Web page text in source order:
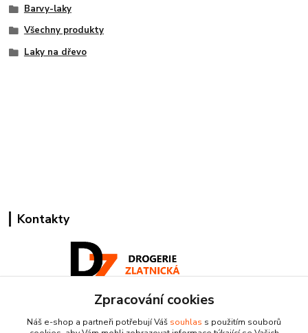
Barvy-laky
Všechny produkty
Laky na dřevo
Kontakty
+420 224 818 812
Zpracování cookies
Náš e-shop a partneři potřebují Váš souhlas s použitím souborů